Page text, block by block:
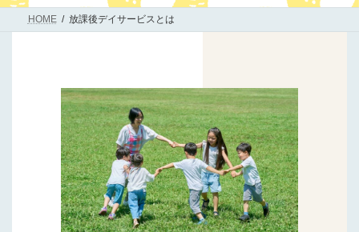
プ
動
HOME 放課後デイサービスとは